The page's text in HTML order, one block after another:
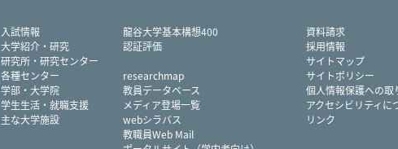
入試情報
大学紹介・研究
研究所・研究センター
各種センター
学部・大学院
学生生活・就職支援
主な大学施設
龍谷大学基本構想400
認証評価
researchmap
教員データベース
メディア登場一覧
webシラバス
教職員Web Mail
資料請求
採用情報
サイトマップ
サイトポリシー
個人情報保護への取
アクセシビリティに
リンク